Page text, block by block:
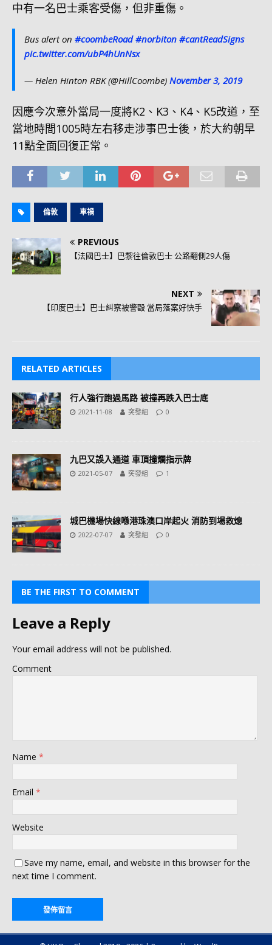
中有一名巴士乘客受傷，但非重傷。
Bus alert on #coombeRoad #norbiton #cantReadSigns
pic.twitter.com/ubP4hUnNsx
— Helen Hinton RBK (@HillCoombe) November 3, 2019
因應今次意外當局一度將K2、K3、K4、K5改道，至
當地時間1005時左右移走涉事巴士後，於大約朝早
11點全面回復正常。
倫敦 車禍
PREVIOUS
【法國巴士】巴黎往倫敦巴士 公路翻側29人傷
NEXT
【印度巴士】巴士糾察被警毆 當局落案好快手
RELATED ARTICLES
行人強行跑過馬路 被撞再跌入巴士底
2021-11-08 突發組 0
九巴又誤入通道 車頂撞爛指示牌
2021-05-07 突發組 1
城巴機場快線喺港珠澳口岸起火 消防到場救熄
2022-07-07 突發組 0
BE THE FIRST TO COMMENT
Leave a Reply
Your email address will not be published.
Comment
Name *
Email *
Website
Save my name, email, and website in this browser for the
next time I comment.